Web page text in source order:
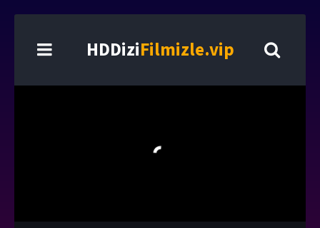
HDDiziFilmizle.vip